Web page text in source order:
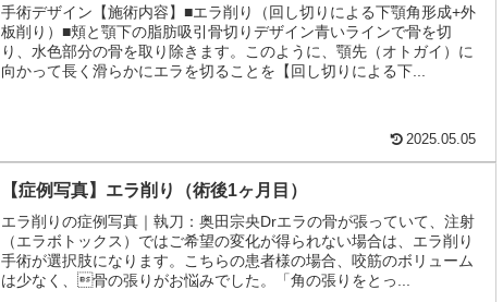
手術デザイン【施術内容】■エラ削り（回し切りによる下顎角形成+外
板削り）■頬と顎下の脂肪吸引骨切りデザイン青いラインで骨を切
り、水色部分の骨を取り除きます。このように、顎先（オトガイ）に
向かって長く滑らかにエラを切ることを【回し切りによる下...
2025.05.05
【症例写真】エラ削り（術後1ヶ月目）
エラ削りの症例写真｜執刀：奥田宗央Drエラの骨が張っていて、注射
（エラボトックス）ではご希望の変化が得られない場合は、エラ削り
手術が選択肢になります。こちらの患者様の場合、咬筋のボリューム
は少なく、骨の張りがお悩みでした。「角の張りをとっ...